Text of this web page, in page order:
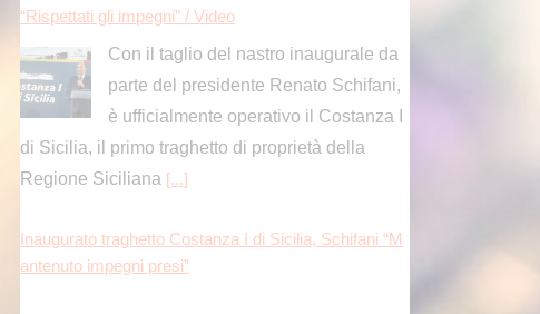
“Rispettati gli impegni” / Video
Con il taglio del nastro inaugurale da
parte del presidente Renato Schifani,
è ufficialmente operativo il Costanza I
di Sicilia, il primo traghetto di proprietà della
Regione Siciliana [...]
Inaugurato traghetto Costanza I di Sicilia, Schifani “M
antenuto impegni presi”